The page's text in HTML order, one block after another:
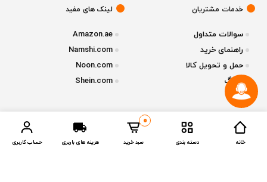
خدمات مشتریان
سوالات متداول
راهنمای خرید
حمل و تحویل کالا
وبلاگ
لینک های مفید
Amazon.ae
Namshi.com
Noon.com
Shein.com
خانه دسته بندی
0
سبد خرید هزینه های باربری حساب کاربری